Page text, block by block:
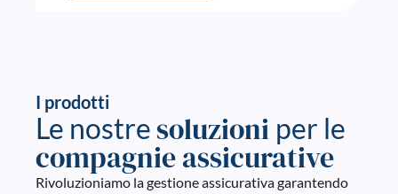
I prodotti
Le nostre soluzioni per le
compagnie assicurative
Rivoluzioniamo la gestione assicurativa garantendo